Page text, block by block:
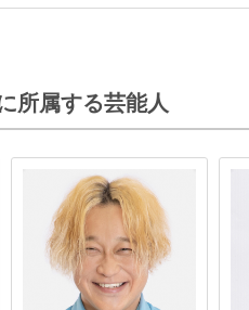
所属する芸能人